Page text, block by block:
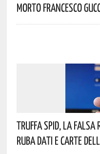
Morto Francesco
Truffa Spid, La Falsa
Ruba Dati E Carte